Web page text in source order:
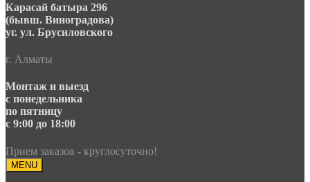
Карасай батыра 296
(бывш. Виноградова)
уг. ул. Брусиловского
г. Алматы
Монтаж и выезд
с понедельника
по пятницу
с 9:00 до 18:00
Прием заказов - круглосуточно!
MENU